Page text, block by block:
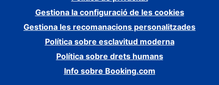
Gestiona la configuració de les cookies
Gestiona les recomanacions personalitzades
Política sobre esclavitud moderna
Política sobre drets humans
Info sobre Booking.com